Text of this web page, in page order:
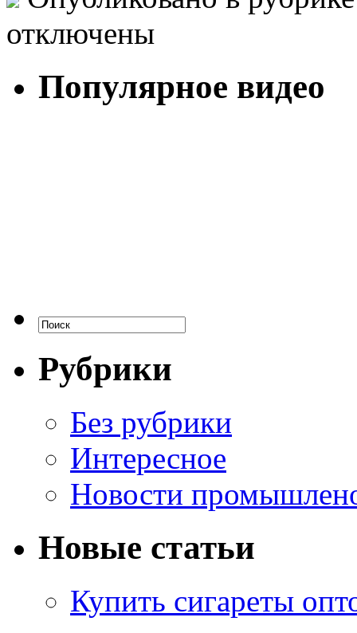
отключены
Популярное видео
Рубрики
Без рубрики
Интересное
Новости
Новые статьи
Купить сигареты